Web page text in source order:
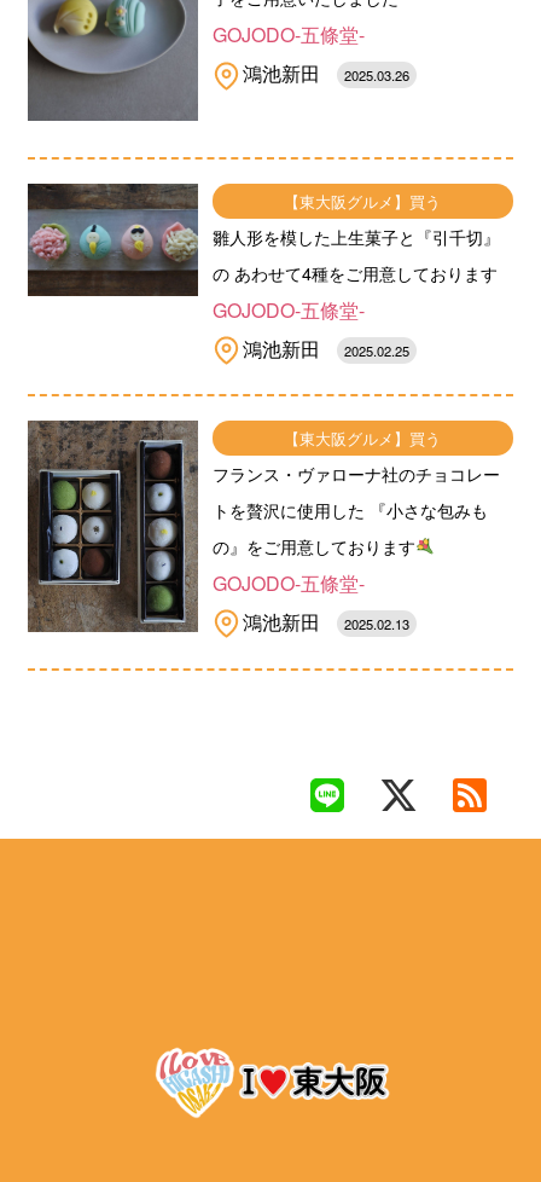
GOJODO-五條堂-
鴻池新田
2025.03.26
【東大阪グルメ】買う
雛人形を模した上生菓子と『引千切』
の あわせて4種をご用意しております
GOJODO-五條堂-
鴻池新田
2025.02.25
【東大阪グルメ】買う
フランス・ヴァローナ社のチョコレー
トを贅沢に使用した 『小さな包みも
の』をご用意しております
GOJODO-五條堂-
鴻池新田
2025.02.13